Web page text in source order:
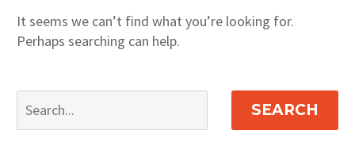
It seems we can’t find what you’re looking for.
Perhaps searching can help.
SEARCH